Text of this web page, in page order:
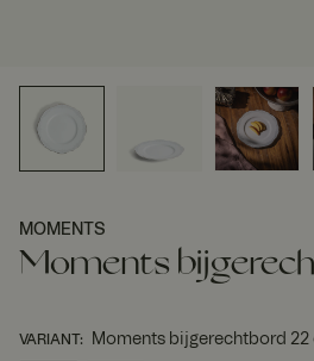
MOMENTS
Moments
VARIANT: Moments bijgerechtbord 22